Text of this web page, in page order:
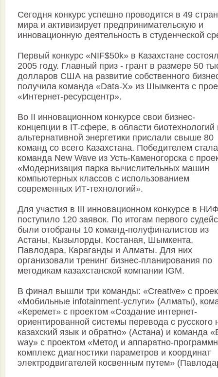
Сегодня конкурс успешно проводится в 49
мира и активизирует предпринимательскую и
инновационную деятельность в студенческой
Первый конкурс «NIF$50k» в Казахстане
2005 году. Главный приз - грант в размере 50
долларов США на развитие собственного
получила команда «Data-X» из Шымкента с
«Интернет-ресурсцентр».
Во II инновационном конкурсе свои бизнес-
концепции в IT-cфере, в области биотехнологий
альтернативной энергетики прислали свыше 80
команд со всего Казахстана. Победителем стала
команда New Wave из Усть-Каменогорска с
«Модернизация парка вычислительных машин
компьютерных классов с использованием
современных ИТ-технологий».
Для участия в III инновационном конкурсе в
поступило 120 заявок. По итогам первого
были отобраны 10 команд-полуфиналистов из
Астаны, Кызылорды, Костаная, Шымкента,
Павлодара, Караганды и Алматы. Для них
организовали тренинг бизнес-планирования по
методикам казахстанской компании IGM.
В финал вышли три команды: «Creative» с
«Мобильные infotainment-услуги» (Алматы),
«Керемет» с проектом «Создание интернет-
ориентированной системы перевода с русского
казахский язык и обратно» (Астана) и команда
way» с проектом «Метод и аппаратно-
комплекс диагностики параметров и координат
электродвигателей косвенным путем»